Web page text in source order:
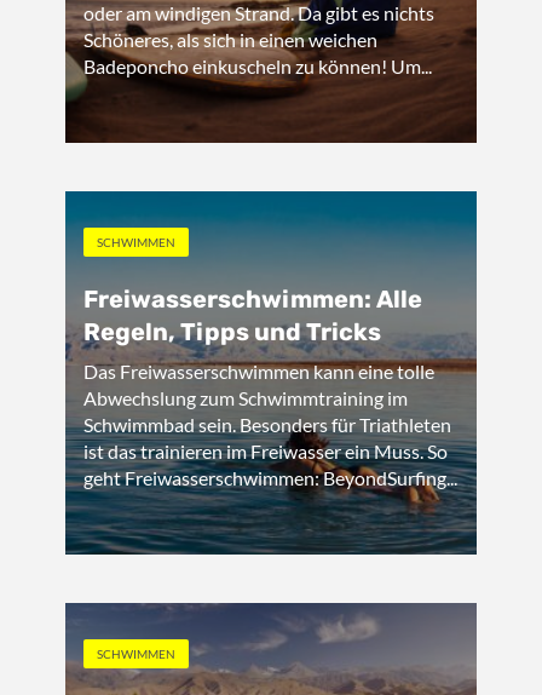
oder am windigen Strand. Da gibt es nichts
Schöneres, als sich in einen weichen
Badeponcho einkuscheln zu können! Um...
SCHWIMMEN
Freiwasserschwimmen: Alle
Regeln, Tipps und Tricks
Das Freiwasserschwimmen kann eine tolle
Abwechslung zum Schwimmtraining im
Schwimmbad sein. Besonders für Triathleten
ist das trainieren im Freiwasser ein Muss. So
geht Freiwasserschwimmen: BeyondSurfing...
SCHWIMMEN